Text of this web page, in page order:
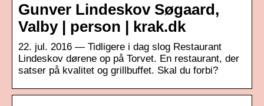
Gunver Lindeskov Søgaard,
Valby | person | krak.dk
22. jul. 2016 — Tidligere i dag slog Restaurant
Lindeskov dørene op på Torvet. En restaurant, der
satser på kvalitet og grillbuffet. Skal du forbi?